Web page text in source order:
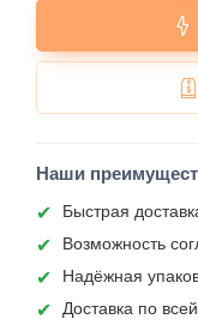
Наши
Быстрая
Возможность
Надёжная
Доставка по